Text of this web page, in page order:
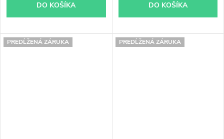
DO KOŠÍKA DO KOŠÍKA
PREDĹŽENÁ ZÁRUKA PREDĹŽENÁ ZÁRUKA